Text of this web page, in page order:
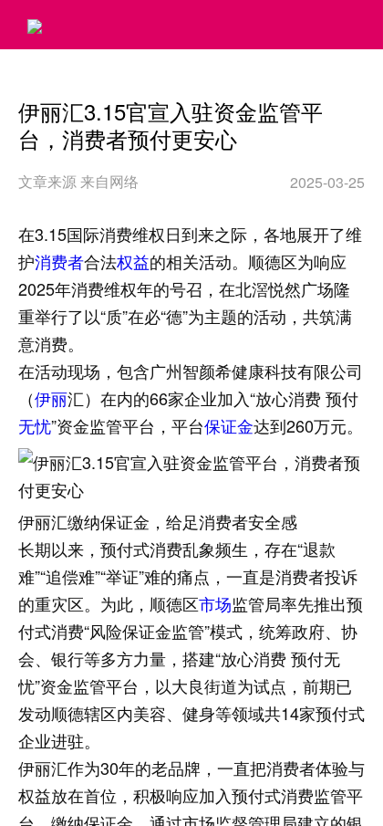
伊丽汇3.15官宣入驻资金监管平
台，消费者预付更安心
文章来源 来自网络 2025-03-25
在3.15国际消费维权日到来之际，各地展开了维
护消费者合法权益的相关活动。顺德区为响应
2025年消费维权年的号召，在北滘悦然广场隆
重举行了以“质”在必“德”为主题的活动，共筑满
意消费。
在活动现场，包含广州智颜希健康科技有限公司
（伊丽汇）在内的66家企业加入“放心消费 预付
无忧”资金监管平台，平台保证金达到260万元。
伊丽汇缴纳保证金，给足消费者安全感
长期以来，预付式消费乱象频生，存在“退款
难”“追偿难”“举证”难的痛点，一直是消费者投诉
的重灾区。为此，顺德区市场监管局率先推出预
付式消费“风险保证金监管”模式，统筹政府、协
会、银行等多方力量，搭建“放心消费 预付无
忧”资金监管平台，以大良街道为试点，前期已
发动顺德辖区内美容、健身等领域共14家预付式
企业进驻。
伊丽汇作为30年的老品牌，一直把消费者体验与
权益放在首位，积极响应加入预付式消费监管平